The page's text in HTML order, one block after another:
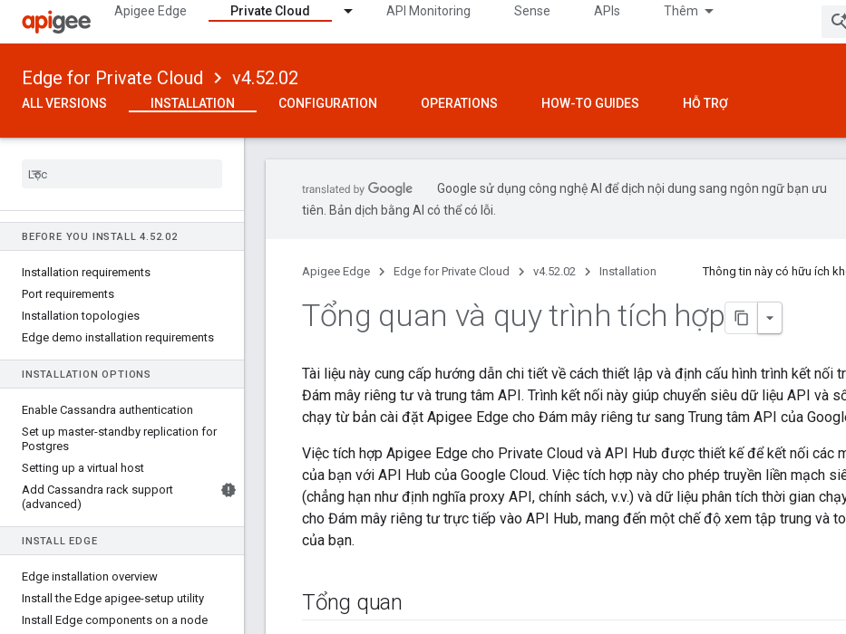
Apigee Edge Private Cloud API Monitoring Sense APIs Thêm
Edge for Private Cloud v4.52.02
ALL VERSIONS INSTALLATION CONFIGURATION OPERATIONS HOW-TO GUIDES HỖ TRỢ
BEFORE YOU INSTALL 4. 52.02
Installation requirements
Port requirements
Installation topologies
Edge demo installation requirements
INSTALLATION OPTIONS
Enable Cassandra authentication
Set up master-standby replication for
Postgres
Setting up a virtual host
Add Cassandra rack support
(advanced)
INSTALL EDGE
Edge installation overview
Install the Edge apigee-setup utility
Install Edge components on a node
Google sử dụng công nghệ AI để dịch nội dung sang ngôn ngữ bạn ưu
tiên. Bản dịch bằng AI có thể có lỗi.
Apigee Edge Edge for Private Cloud v4.52.02 Installation Thông tin này có hữu ích
Tổng quan và quy trình tích hợp
Tài liệu này cung cấp hướng dẫn chi tiết về cách thiết lập và định cấu hình trình kết nối
Đám mây riêng tư và trung tâm API. Trình kết nối này giúp chuyển siêu dữ liệu API và
chạy từ bản cài đặt Apigee Edge cho Đám mây riêng tư sang Trung tâm API của
Việc tích hợp Apigee Edge cho Private Cloud và API Hub được thiết kế để kết nối các
của bạn với API Hub của Google Cloud. Việc tích hợp này cho phép truyền liền mạch
(chẳng hạn như định nghĩa proxy API, chính sách, v.v.) và dữ liệu phân tích thời gian
cho Đám mây riêng tư trực tiếp vào API Hub, mang đến một chế độ xem tập trung và
của bạn.
Tổng quan